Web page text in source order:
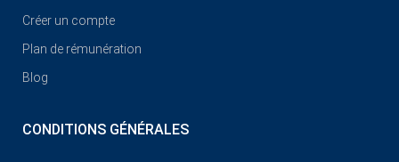
Créer un compte
Plan de rémunération
Blog
CONDITIONS GÉNÉRALES